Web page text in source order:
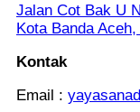
Jalan Cot Bak U
Kota Banda
Kontak
Email :